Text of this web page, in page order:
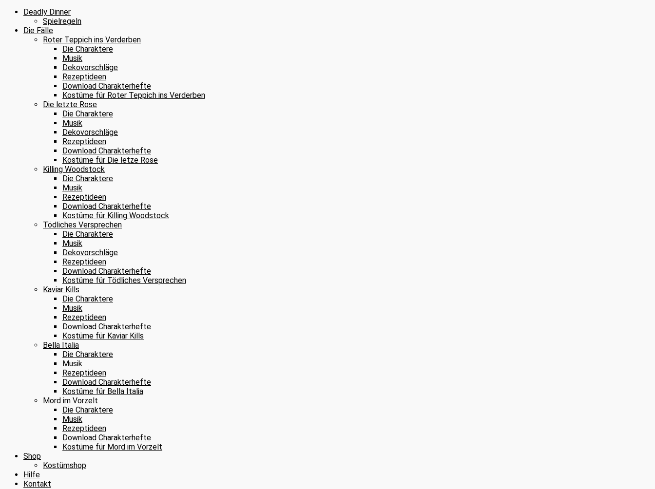
Deadly Dinner
Spielregeln
Die Fälle
Roter Teppich ins Verderben
Die Charaktere
Musik
Dekovorschläge
Rezeptideen
Download Charakterhefte
Kostüme für Roter Teppich ins Verderben
Die letzte Rose
Die Charaktere
Musik
Dekovorschläge
Rezeptideen
Download Charakterhefte
Kostüme für Die letze Rose
Killing Woodstock
Die Charaktere
Musik
Rezeptideen
Download Charakterhefte
Kostüme für Killing Woodstock
Tödliches Versprechen
Die Charaktere
Musik
Dekovorschläge
Rezeptideen
Download Charakterhefte
Kostüme für Tödliches Versprechen
Kaviar Kills
Die Charaktere
Musik
Rezeptideen
Download Charakterhefte
Kostüme für Kaviar Kills
Bella Italia
Die Charaktere
Musik
Rezeptideen
Download Charakterhefte
Kostüme für Bella Italia
Mord im Vorzelt
Die Charaktere
Musik
Rezeptideen
Download Charakterhefte
Kostüme für Mord im Vorzelt
Shop
Kostümshop
Hilfe
Kontakt